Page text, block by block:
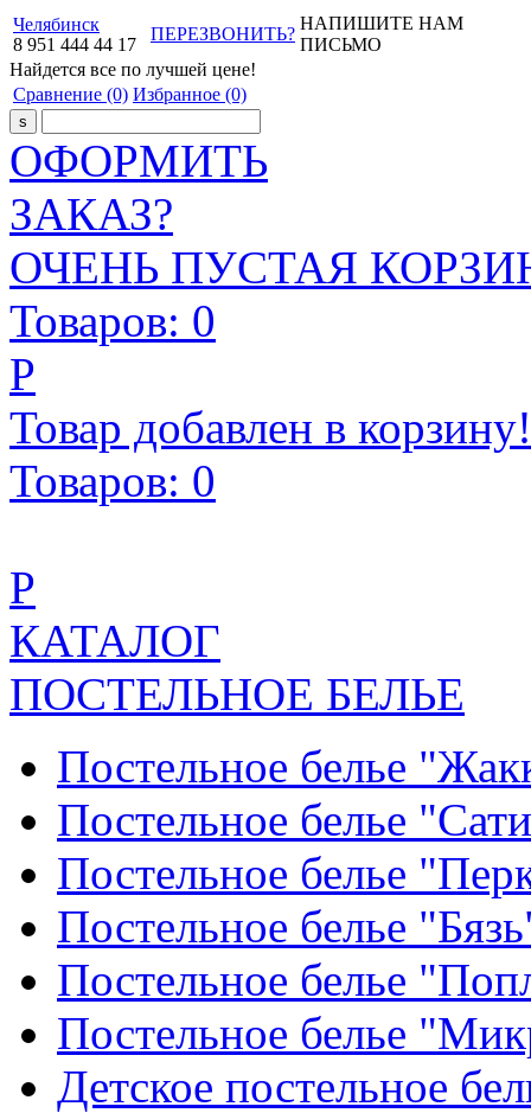
Челябинск
8 951 444 44 17
ПЕРЕЗВОНИТЬ?
НАПИШИТЕ НАМ
ПИСЬМО
Найдется все по лучшей цене!
Сравнение (0) Избранное (0)
ОФОРМИТЬ
ЗАКАЗ?
ОЧЕНЬ ПУСТАЯ
Товаров: 0
Р
Товар добавлен в корзину!
Товаров: 0
Р
КАТАЛОГ
ПОСТЕЛЬНОЕ БЕЛЬЕ
Постельное белье
Постельное белье
Постельное белье
Постельное белье
Постельное белье
Постельное белье
Детское постельное